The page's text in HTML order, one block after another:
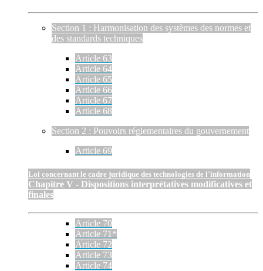
Section 1 : Harmonisation des systèmes des normes et
des standards techniques
Article 63
Article 64
Article 65
Article 66
Article 67
Article 68
Section 2 : Pouvoirs réglementaires du gouvernement
Article 69
Loi concernant le cadre juridique des technologies de l'information
Chapitre V - Dispositions interprétatives modificatives et
finales
Article 70
Article 71*
Article 72
Article 73
Article 74